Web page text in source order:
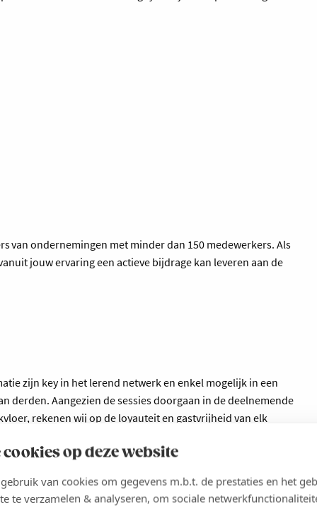
cookies op deze website
van cookies om gegevens m.b.t. de prestaties en het
te verzamelen & analyseren, om sociale
van ondernemingen met minder dan 150 medewerkers. Als
jouw ervaring een actieve bijdrage kan leveren aan de
zijn key in het lerend netwerk en enkel mogelijk in een
derden. Aangezien de sessies doorgaan in de deelnemende
rekenen wij op de loyauteit en gastvrijheid van elk